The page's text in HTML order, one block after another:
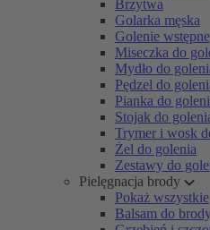
Brzytwa
Golarka męska
Golenie wstępne
Miseczka do
Mydło do
Pędzel do
Pianka do
Stojak do
Trymer i wosk
Żel do golenia
Zestawy do
Pielęgnacja brody
Pokaż wszystkie
Balsam do